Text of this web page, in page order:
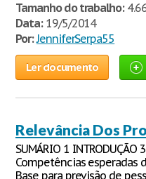
Tamanho do trabalho:
Data:19/5/2014
Por:JenniferSerpa55
Ler documento
Relevância Dos
SUMÁRIO 1 INTRODUÇÃO
Competências esperadas
Base para previsão de